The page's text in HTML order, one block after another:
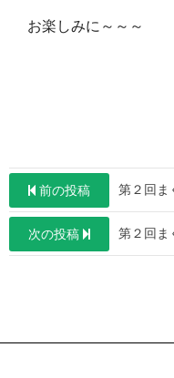
お楽しみに～～～
投
稿
ナ
前の投稿 第２回ま
次の投稿 第２回ま